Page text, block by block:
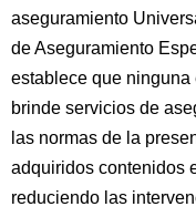
aseguramiento
de Aseguramiento
establece que
brinde servicios de
las normas de la
adquiridos contenidos
reduciendo las